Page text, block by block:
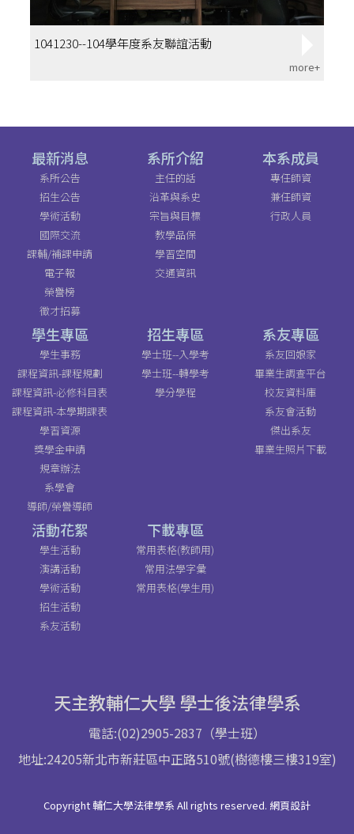
1041230--104學年度系友聯誼活動
more+
最新消息
系所公告
招生公告
學術活動
國際交流
課輔/補課申請
電子報
榮譽榜
徵才招募
系所介紹
主任的話
沿革與系史
宗旨與目標
教學品保
學習空間
交通資訊
本系成員
專任師資
兼任師資
行政人員
學生專區
學生事務
課程資訊-課程規劃
課程資訊-必修科目表
課程資訊-本學期課表
學習資源
獎學金申請
規章辦法
系學會
導師/榮譽導師
招生專區
學士班--入學考
學士班--轉學考
學分學程
系友專區
系友回娘家
畢業生調查平台
校友資料庫
系友會活動
傑出系友
畢業生照片下載
活動花絮
學生活動
演講活動
學術活動
招生活動
系友活動
下載專區
常用表格(教師用)
常用法學字彙
常用表格(學生用)
天主教輔仁大學 學士後法律學系
電話:(02)2905-2837（學士班）
地址:24205新北市新莊區中正路510號(樹德樓三樓319室)
Copyright 輔仁大學法律學系 All rights reserved. 網頁設計